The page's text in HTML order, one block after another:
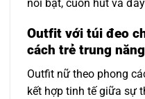
nổi bật, cuốn hút và
Outfit với túi đeo
cách trẻ trung
Outfit nữ theo phong
kết hợp tinh tế giữa sự